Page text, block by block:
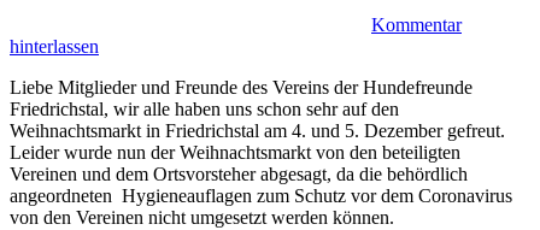
Kommentar
hinterlassen
Liebe Mitglieder und Freunde des Vereins der Hundefreunde
Friedrichstal, wir alle haben uns schon sehr auf den
Weihnachtsmarkt in Friedrichstal am 4. und 5. Dezember gefreut.
Leider wurde nun der Weihnachtsmarkt von den beteiligten
Vereinen und dem Ortsvorsteher abgesagt, da die behördlich
angeordneten Hygieneauflagen zum Schutz vor dem Coronavirus
von den Vereinen nicht umgesetzt werden können.